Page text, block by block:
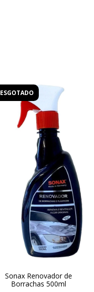
ESGOTADO
Sonax Renovador de
Borrachas 500ml